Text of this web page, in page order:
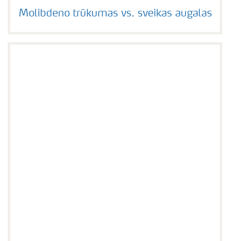
Molibdeno trūkumas vs. sveikas augalas
Molibdeno trūkumas vs. sveikas augalas